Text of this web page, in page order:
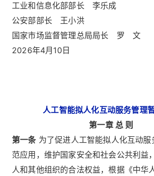
工业和信息化部部长 李乐成
公安部部长 王小洪
国家市场监督管理总局局长 罗 文
2026年4月10日
人工智能拟人化互动服务管理
第一章 总 则
第一条为了促进人工智能拟人化互动服
范应用，维护国家安全和社会公共利益
人和其他组织的合法权益，根据《中华